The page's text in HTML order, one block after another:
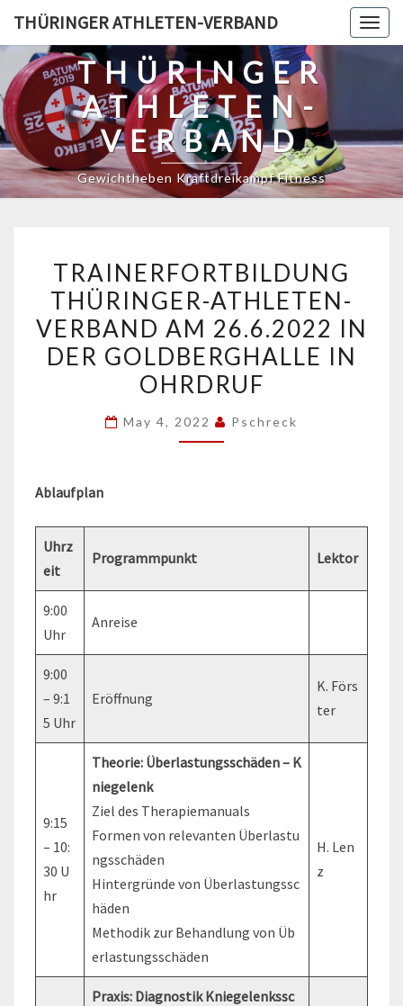
content
THÜRINGER ATHLETEN-VERBAND
THÜRINGER
ATHLETEN-
VERBAND
Gewichtheben Kraftdreikampf Fitness
THÜRINGER-
ATHLETEN-
VERBAND
AM
26.6.2022
IN
DER
GOLDBERGHALLE
TRAINERFORTBILDUNG
THÜRINGER-ATHLETEN-
VERBAND AM 26.6.2022 IN
DER GOLDBERGHALLE IN
OHRDRUF
May 4, 2022 Pschreck
Ablaufplan
Uhrz
eit
Programmpunkt Lektor
9:00
Uhr
Anreise
9:00
– 9:1
5 Uhr
Eröffnung
K. Förs
ter
9:15
– 10:
30 U
hr
Theorie: Überlastungsschäden – K
niegelenk
Ziel des Therapiemanuals
Formen von relevanten Überlastu
ngsschäden
Hintergründe von Überlastungssc
häden
Methodik zur Behandlung von Üb
erlastungsschäden
H. Len
z
Praxis: Diagnostik Kniegelenkssc